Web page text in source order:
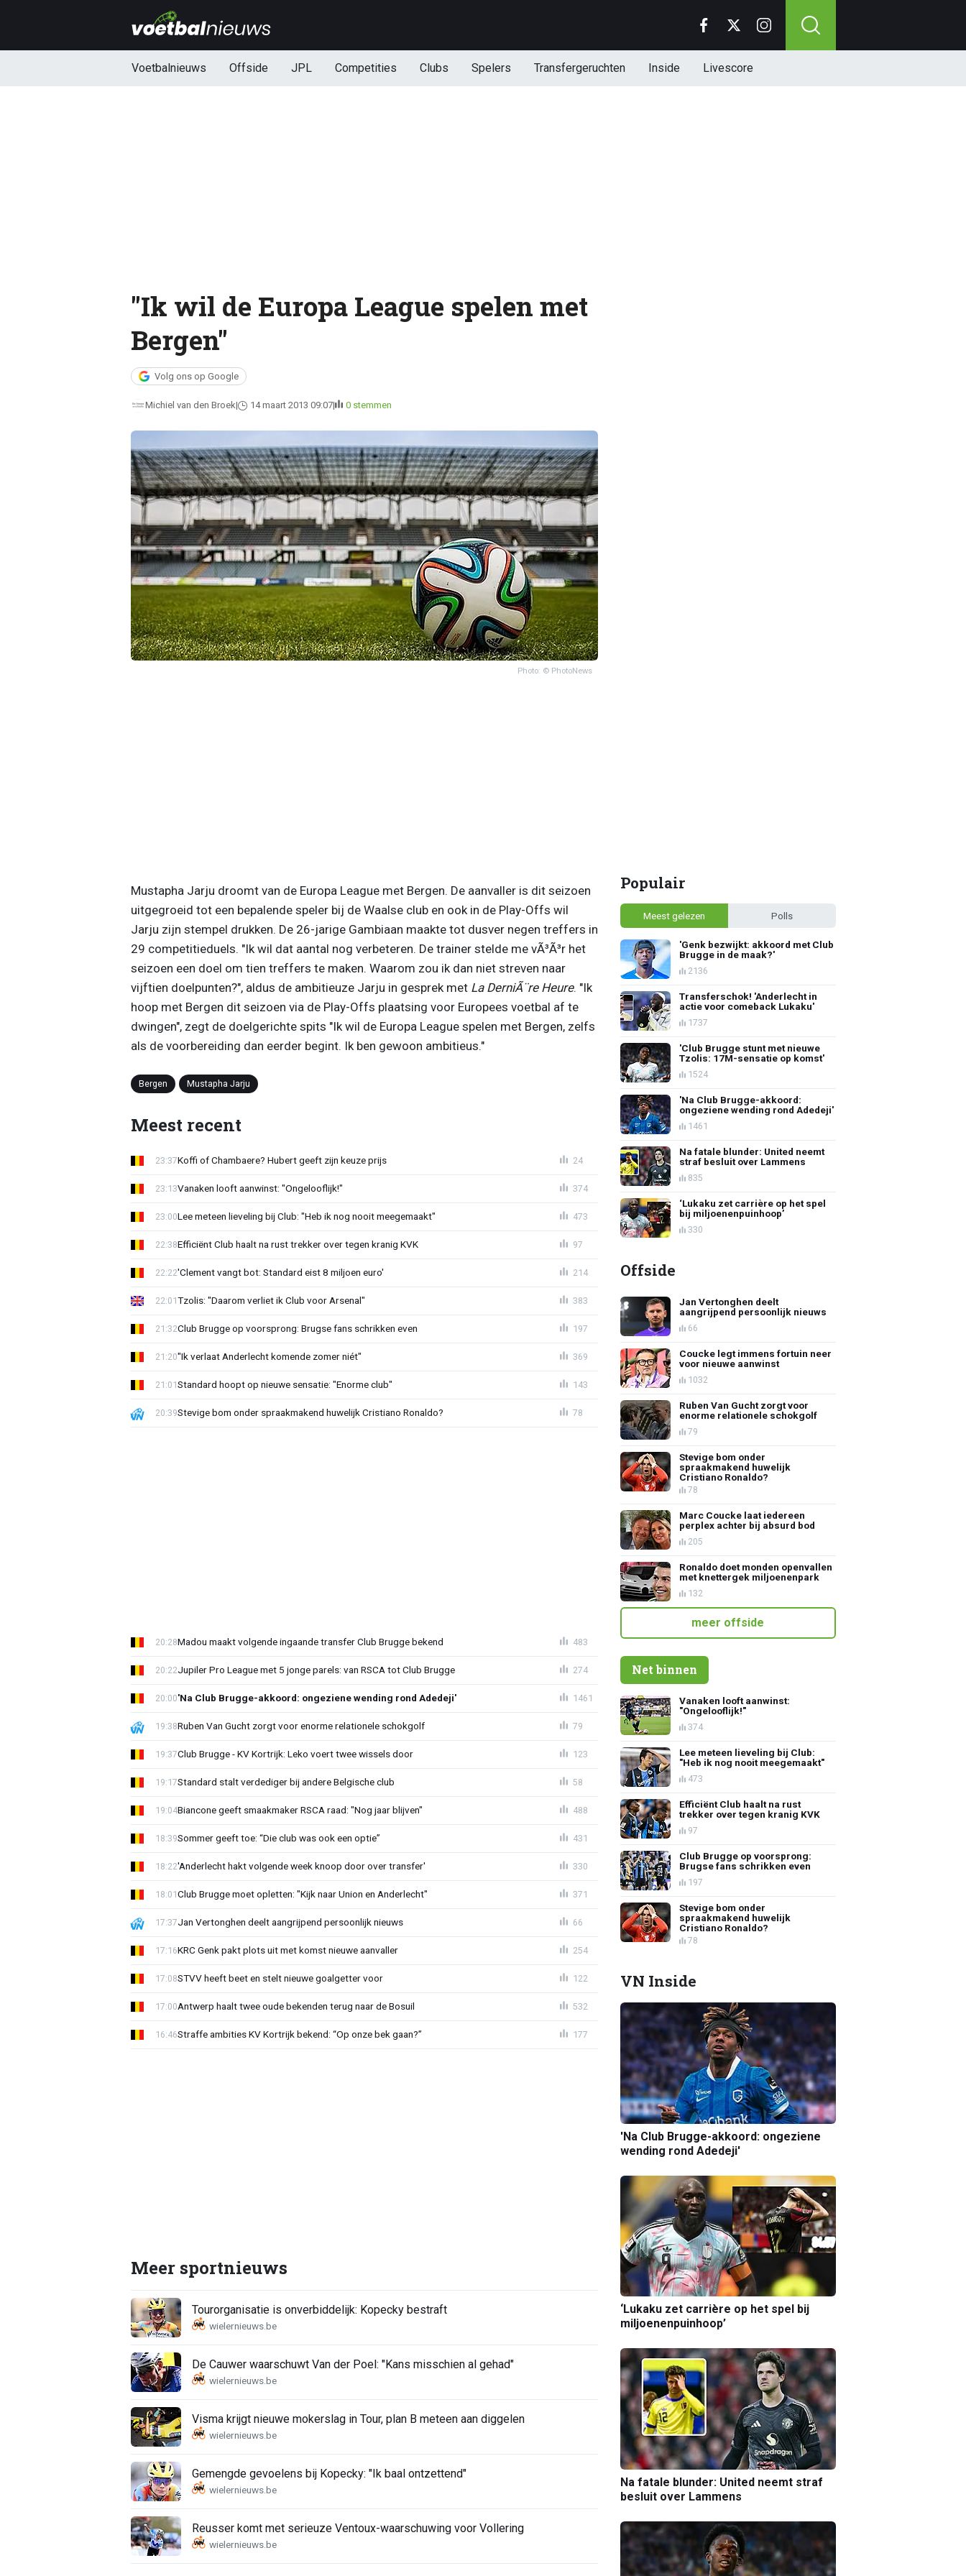
Voetbalnieuws Offside JPL Competities Clubs Spelers Transfergeruchten Inside Livescore
"Ik wil de Europa League spelen met
Bergen"
Volg ons op Google
Michiel van den Broek 14 maart 2013 09:07 0 stemmen
Photo: © PhotoNews
Mustapha Jarju droomt van de Europa League met Bergen. De aanvaller is dit seizoen
uitgegroeid tot een bepalende speler bij de Waalse club en ook in de Play-Offs wil
Jarju zijn stempel drukken. De 26-jarige Gambiaan maakte tot dusver negen treffers in
29 competitieduels. "Ik wil dat aantal nog verbeteren. De trainer stelde me vÃ³Ã³r het
seizoen een doel om tien treffers te maken. Waarom zou ik dan niet streven naar
vijftien doelpunten?", aldus de ambitieuze Jarju in gesprek met La DerniÃ¨re Heure. "Ik
hoop met Bergen dit seizoen via de Play-Offs plaatsing voor Europees voetbal af te
dwingen", zegt de doelgerichte spits "Ik wil de Europa League spelen met Bergen, zelfs
als de voorbereiding dan eerder begint. Ik ben gewoon ambitieus."
Bergen Mustapha Jarju
Meest recent
Koffi of Chambaere? Hubert geeft zijn keuze prijs
23:37 24
Vanaken looft aanwinst: "Ongelooflijk!"
23:13 374
Lee meteen lieveling bij Club: "Heb ik nog nooit meegemaakt"
23:00 473
Efficiënt Club haalt na rust trekker over tegen kranig KVK
22:38 97
'Clement vangt bot: Standard eist 8 miljoen euro'
22:22 214
Tzolis: "Daarom verliet ik Club voor Arsenal"
22:01 383
Club Brugge op voorsprong: Brugse fans schrikken even
21:32 197
"Ik verlaat Anderlecht komende zomer niét"
21:20 369
Standard hoopt op nieuwe sensatie: "Enorme club"
21:01 143
Stevige bom onder spraakmakend huwelijk Cristiano Ronaldo?
20:39 78
Madou maakt volgende ingaande transfer Club Brugge bekend
20:28 483
Jupiler Pro League met 5 jonge parels: van RSCA tot Club Brugge
20:22 274
'Na Club Brugge-akkoord: ongeziene wending rond Adedeji'
20:00 1461
Ruben Van Gucht zorgt voor enorme relationele schokgolf
19:38 79
Club Brugge - KV Kortrijk: Leko voert twee wissels door
19:37 123
Standard stalt verdediger bij andere Belgische club
19:17 58
Biancone geeft smaakmaker RSCA raad: "Nog jaar blijven"
19:04 488
Sommer geeft toe: “Die club was ook een optie”
18:39 431
'Anderlecht hakt volgende week knoop door over transfer'
18:22 330
Club Brugge moet opletten: "Kijk naar Union en Anderlecht"
18:01 371
Jan Vertonghen deelt aangrijpend persoonlijk nieuws
17:37 66
KRC Genk pakt plots uit met komst nieuwe aanvaller
17:16 254
STVV heeft beet en stelt nieuwe goalgetter voor
17:08 122
Antwerp haalt twee oude bekenden terug naar de Bosuil
17:00 532
Straffe ambities KV Kortrijk bekend: “Op onze bek gaan?”
16:46 177
Meer sportnieuws
Tourorganisatie is onverbiddelijk: Kopecky bestraft
De Cauwer waarschuwt Van der Poel: "Kans misschien al gehad"
Visma krijgt nieuwe mokerslag in Tour, plan B meteen aan diggelen
Gemengde gevoelens bij Kopecky: "Ik baal ontzettend"
Reusser komt met serieuze Ventoux-waarschuwing voor Vollering
Populair
Meest gelezen Polls
'Genk bezwijkt: akkoord met Club
Brugge in de maak?'
2136
Transferschok! 'Anderlecht in
actie voor comeback Lukaku'
1737
'Club Brugge stunt met nieuwe
Tzolis: 17M-sensatie op komst'
1524
'Na Club Brugge-akkoord:
ongeziene wending rond Adedeji'
1461
Na fatale blunder: United neemt
straf besluit over Lammens
835
‘Lukaku zet carrière op het spel
bij miljoenenpuinhoop’
330
Offside
Jan Vertonghen deelt
aangrijpend persoonlijk nieuws
66
Coucke legt immens fortuin neer
voor nieuwe aanwinst
1032
Ruben Van Gucht zorgt voor
enorme relationele schokgolf
79
Stevige bom onder
spraakmakend huwelijk
Cristiano Ronaldo?
78
Marc Coucke laat iedereen
perplex achter bij absurd bod
205
Ronaldo doet monden openvallen
met knettergek miljoenenpark
132
meer offside
Net binnen
Vanaken looft aanwinst:
"Ongelooflijk!"
374
Lee meteen lieveling bij Club:
"Heb ik nog nooit meegemaakt"
473
Efficiënt Club haalt na rust
trekker over tegen kranig KVK
97
Club Brugge op voorsprong:
Brugse fans schrikken even
197
Stevige bom onder
spraakmakend huwelijk
Cristiano Ronaldo?
78
VN Inside
'Na Club Brugge-akkoord: ongeziene
wending rond Adedeji'
‘Lukaku zet carrière op het spel bij
miljoenenpuinhoop’
Na fatale blunder: United neemt straf
besluit over Lammens